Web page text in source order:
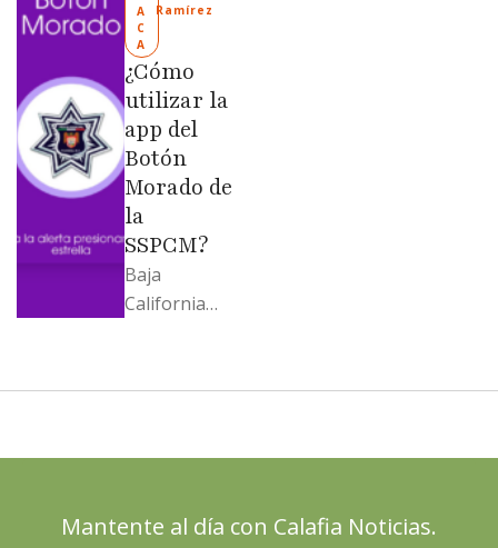
“Mandela”;
Evangelina
Moreno no
soportó; Los
…
A
C
A
Ramírez
¿Cómo
utilizar la
app del
Botón
Morado de
la
SSPCM?
Baja
California
2025 con
termómetro
Mantente al día con Calafia Noticias.